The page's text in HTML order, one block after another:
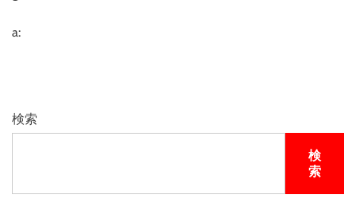
a:
検索
検
索